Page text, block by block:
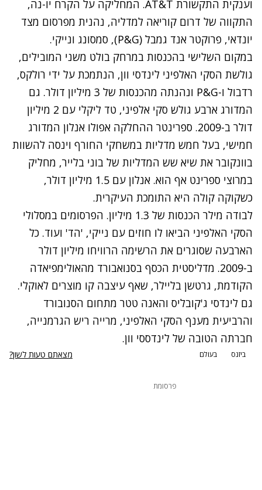
וענקית התקשורת AT&T. המחליקה על הקרח יו-נה,
התקווה של דרום קוריאה למדליה, נהנית מפרסום מצד
יונדאי, פרוקטר אנד גמבל (P&G), סמסונג ונייקי.
במקום השלישי בהכנסות במרחק בולט משני המובילים,
גולשת הסקי האלפיני לינדסי וון, הנתמכת על ידי רולקס,
רדבול ו-P&G ונהנתה מהכנסות של 3 מיליון דולר. גם
המדורג ארבע גולש סקי אלפיני, טד ליקלי עם 2 מיליון
דולר ב-2009. ספרינטר ההחלקה אפולו אנלון המדורג
חמישי, בעל חמש מדליות במשחקי החורף וינסה להשוות
בוונקובר את שיא שש המדליות של בוני בלייר, מחליק
במרוצי ספרינט אף הוא. אנלון עם 1.5 מיליון דולר,
כשקוקה קולה היא התומכת העיקרית.
לבודה מילר הכנסות של 1.3 מיליון. הפרסומים במסלולי
הסקי האלפיני הביאו לו חוזים עם נייקי, 'הד' ועוד. כל
הארבעה שסוגרים את הרשימה הרוויחו מיליון דולר
ב-2009. מדליסטית הכסף בסנואבורד מהאולימפיאדה
הקודמת, גרטשן בליילר, שאף עיצבה קו מוצרים לאוקלי.
גם לינדסי ג'קובליס והאנה טטר מתחום הסנובורד
והרביעית מענף הסקי האלפיני, מרייה ריש הגרמנייה,
חברתה הטובה של לינדססי וון.
ביזנס בעולם מצאתם טעות לשון?
פרסומת